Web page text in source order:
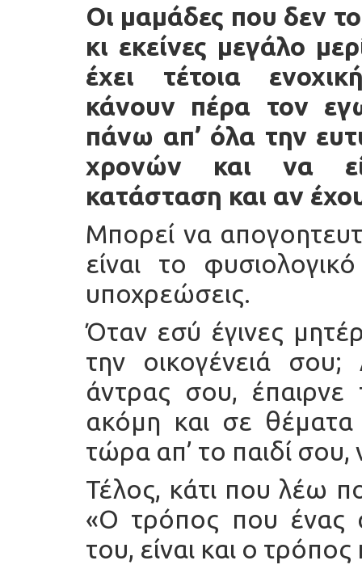
Οι μαμάδες που δεν
κι εκείνες μεγάλο
έχει τέτοια
κάνουν πέρα τον
πάνω απ’ όλα την
χρονών και να
κατάσταση και αν
Μπορεί να
είναι το
υποχρεώσεις.
Όταν εσύ έγινες
την οικογένειά
άντρας σου,
ακόμη και σε
τώρα απ’ το παιδί σου,
Τέλος, κάτι που λέω
«Ο τρόπος που ένας
του, είναι και ο